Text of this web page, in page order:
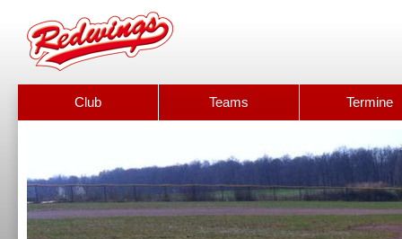
Club Teams Termine